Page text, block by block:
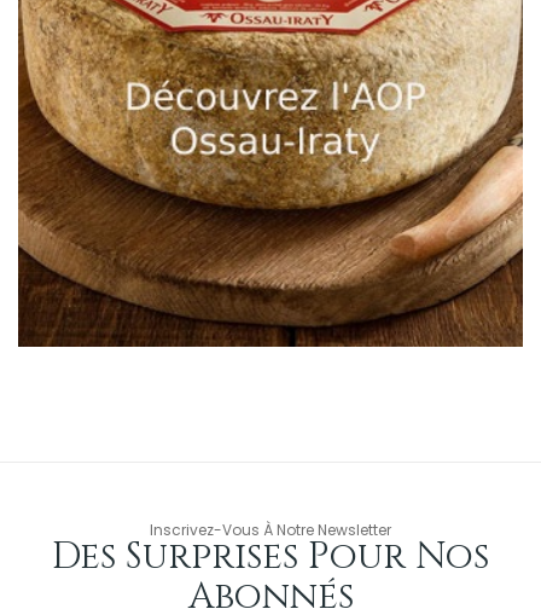
Inscrivez-Vous À Notre Newsletter
Des Surprises Pour Nos
Abonnés